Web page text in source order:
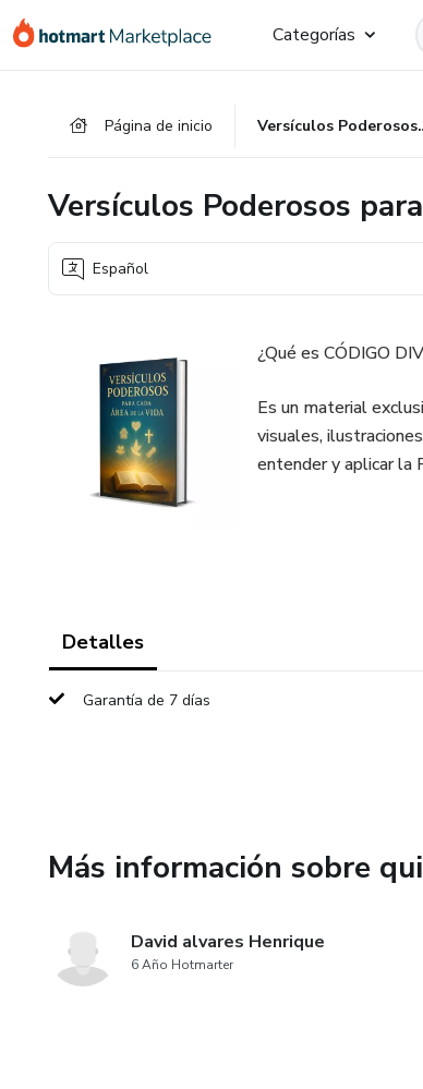
Categorías
Página de inicio Versículos
Versículos Poderosos
Español
¿Qué es CÓDIGO
Es un material
visuales,
entender y aplicar la
Detalles
Garantía de 7 días
Más información sobre
David alvares Henrique
6 Año Hotmarter